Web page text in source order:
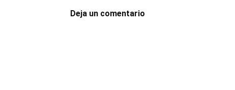
Deja un comentario